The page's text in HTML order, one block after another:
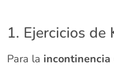
1. Ejercicios de
Para la incontinencia